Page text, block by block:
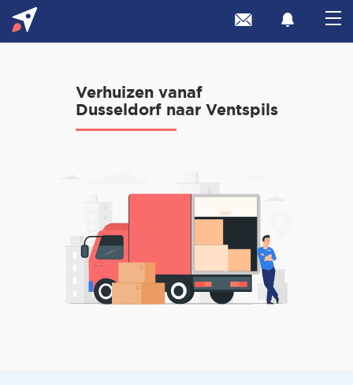
Verhuizen vanaf
Dusseldorf naar Ventspils